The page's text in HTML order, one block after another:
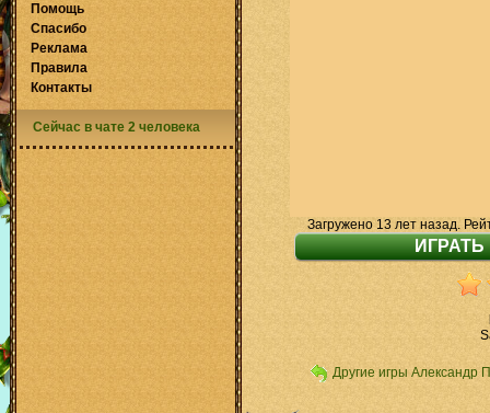
Загружено 13 лет назад.
Другие игры Александр
Помощь
Спасибо
Реклама
Правила
Контакты
Сейчас в чате 2 человека